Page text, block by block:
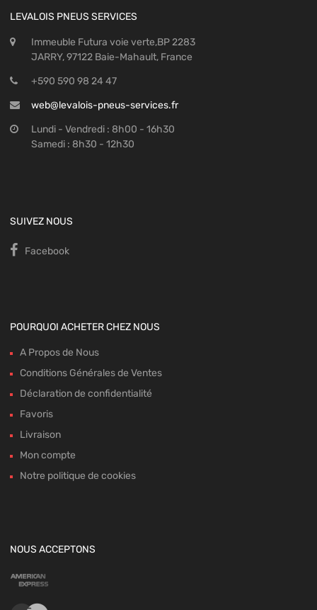
LEVALOIS PNEUS SERVICES
Immeuble Futura voie verte,BP 2283
JARRY, 97122 Baie-Mahault, France
+590 590 98 24 47
web@levalois-pneus-services.fr
Lundi - Vendredi : 8h00 - 16h30
Samedi : 8h30 - 12h30
SUIVEZ NOUS
Facebook
POURQUOI ACHETER CHEZ NOUS
A Propos de Nous
Conditions Générales de Ventes
Déclaration de confidentialité
Favoris
Livraison
Mon compte
Notre politique de cookies
NOUS ACCEPTONS